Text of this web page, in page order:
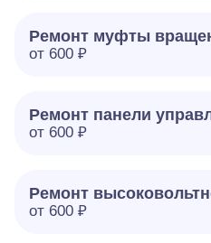
Ремонт муфты
от 600 ₽
Ремонт панели
от 600 ₽
Ремонт
от 600 ₽